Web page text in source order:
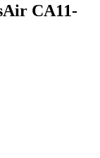
CA11-